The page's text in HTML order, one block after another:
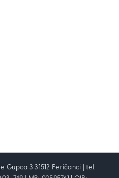
Gupca 3 31512 Feričanci | tel: